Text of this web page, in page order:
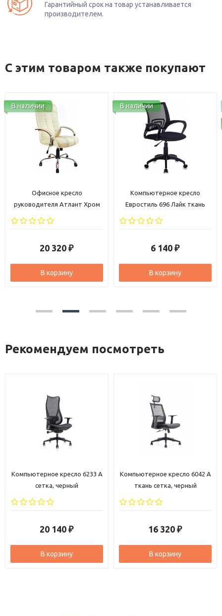
Гарантийный срок на товар устанавливается
производителем.
С этим товаром также покупают
В наличии
Офисное кресло
руководителя Атлант Хром
кожа бежевая
20 320 ₽
В корзину
В наличии
Компьютерное кресло
Евростиль 696 Лайк ткань
черная
6 140 ₽
В корзину
Рекомендуем посмотреть
Компьютерное кресло 6233 A
сетка, черный
20 140 ₽
В корзину
Компьютерное кресло 6042 A
ткань сетка, черный
16 320 ₽
В корзину